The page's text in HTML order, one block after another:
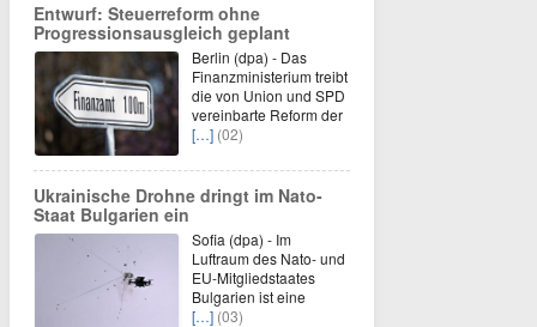
Entwurf: Steuerreform ohne
Progressionsausgleich geplant
Berlin (dpa) - Das
Finanzministerium treibt
die von Union und SPD
vereinbarte Reform der
[…] (02)
Ukrainische Drohne dringt im Nato-
Staat Bulgarien ein
Sofia (dpa) - Im
Luftraum des Nato- und
EU-Mitgliedstaates
Bulgarien ist eine
[…] (03)